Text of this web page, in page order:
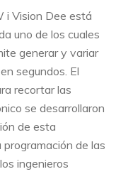
i Vision Dee está
uno de los cuales
generar y variar
segundos. El
recortar las
se desarrollaron
de esta
de las
ingenieros